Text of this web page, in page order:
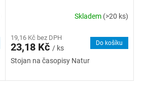
Skladem (>20 ks)
19,16 Kč bez DPH
23,18 Kč/ ks
Do košíku
Stojan na časopisy Natur